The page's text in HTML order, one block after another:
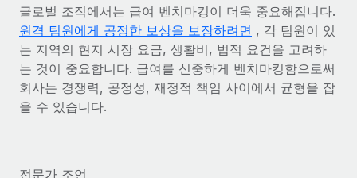
전 세계 IT 장비 제공 및 추적 관리
법인 설립
법인 설립을 빠르고 준법적으로 지원
글로벌 인재 이동 및 전근
직원 해외 이전을 간편하게 처리
손쉬운 직원 복리후생 관리
자세히 알아보기
계약직 관리와 급여 업무를 위해 Remote와 전략적 파
트너십을 맺은 Reverse Tech
Tech는 Remote와 파트너십을 맺고 글로벌 계약직 인력 및 미국
급여 관리를 통해 국제 노동법...
EOR 및 PEO
계약자 관리
세금
블로그 둘러보기
글로벌 조직에서는 급여 벤치마킹이 더욱 중요해집니다.
원격 팀원에게 공정한 보상을 보장하려면 , 각 팀원이 있
는 지역의 현지 시장 요금, 생활비, 법적 요건을 고려하
는 것이 중요합니다. 급여를 신중하게 벤치마킹함으로써
회사는 경쟁력, 공정성, 재정적 책임 사이에서 균형을 잡
을 수 있습니다.
전문가 조언